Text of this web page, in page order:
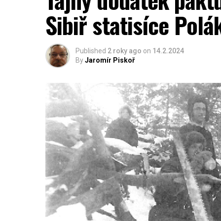
Sibiř statisíce
Published 2 roky ago on 14.2.2024
ByJaromír Piskoř